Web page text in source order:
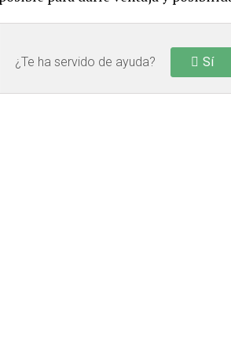
¿Te ha servido de ayuda? Sí